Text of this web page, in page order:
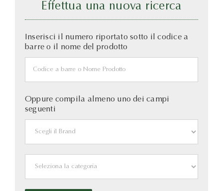
Effettua una nuova ricerca
Inserisci il numero riportato sotto il codice a
barre o il nome del prodotto
Oppure compila almeno uno dei campi
seguenti